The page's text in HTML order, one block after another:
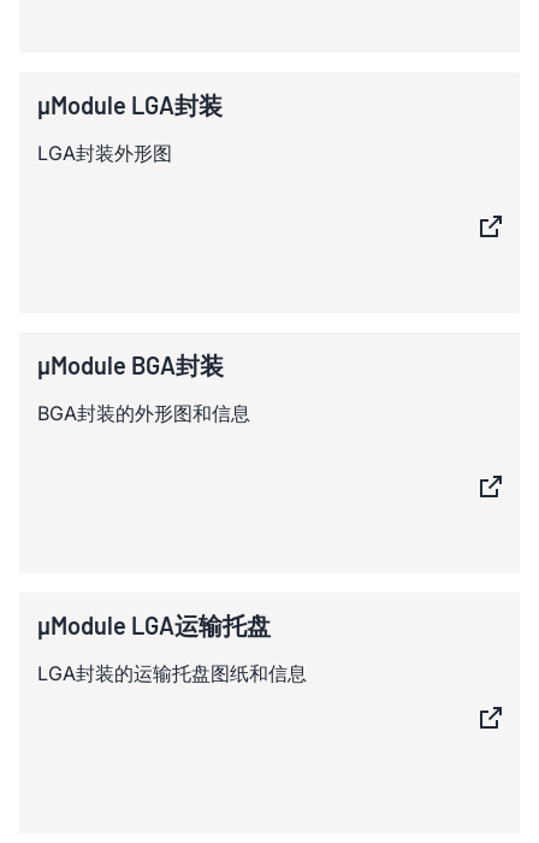
µModule LGA封装
LGA封装外形图
µModule BGA封装
BGA封装的外形图和信息
µModule LGA运输托盘
LGA封装的运输托盘图纸和信息